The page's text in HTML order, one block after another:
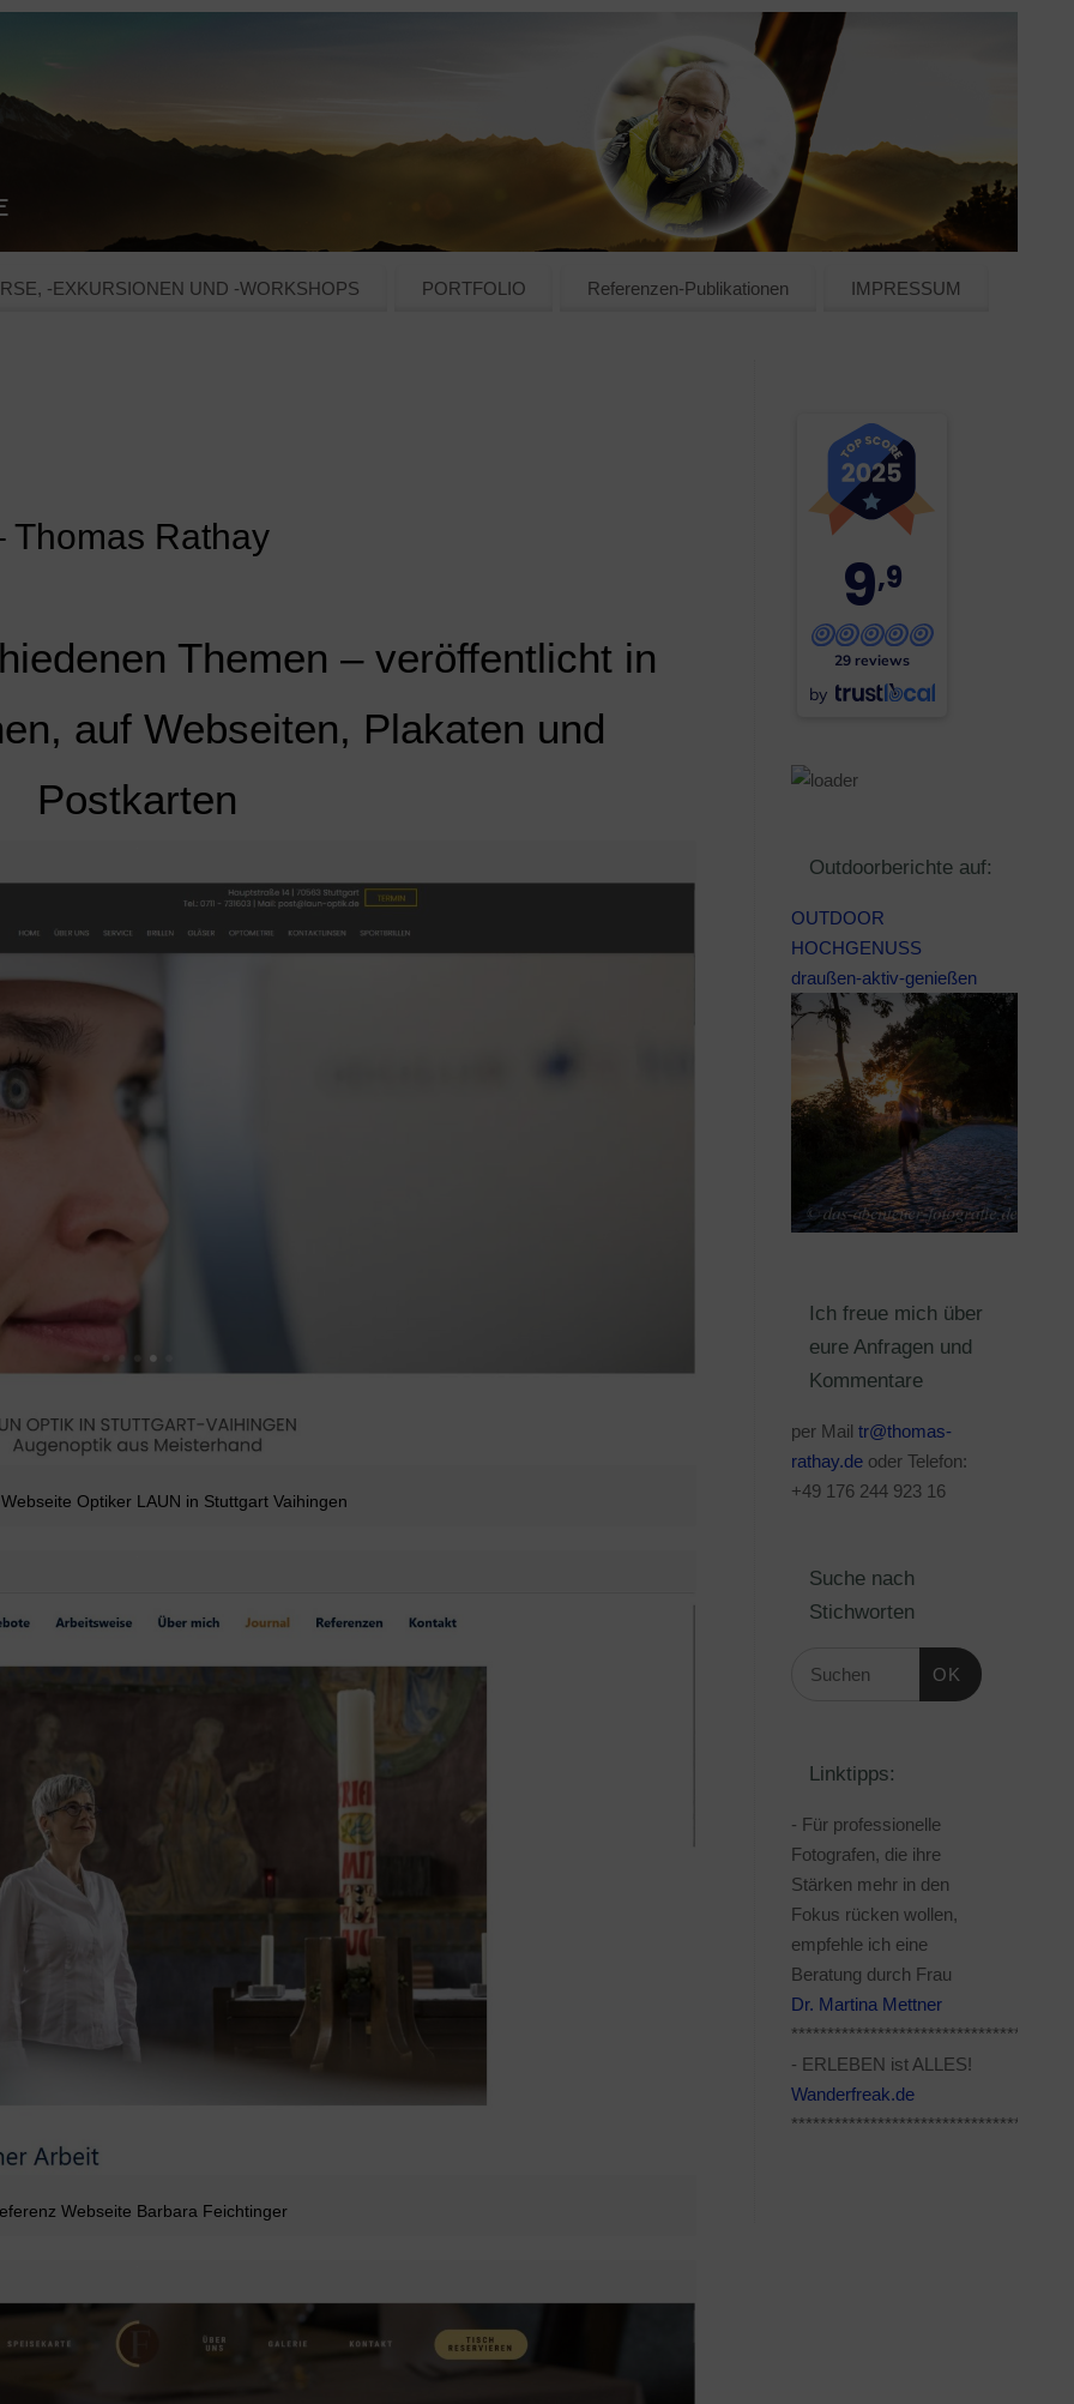
-EXKURSIONEN UND -WORKSHOPS PORTFOLIO Referenzen-Publikationen IMPRESSUM
Thomas Rathay
Themen – veröffentlicht in
auf Webseiten, Plakaten und
Postkarten
Optiker LAUN in Stuttgart Vaihingen
Webseite Barbara Feichtinger
9,9
29 reviews
by
Outdoorberichte auf:
OUTDOOR
HOCHGENUSS
draußen-aktiv-genießen
Ich freue mich über
eure Anfragen und
Kommentare
per Mail tr@thomas-
rathay.de oder Telefon:
+49 176 244 923 16
Suche nach
Stichworten
OK
Linktipps:
- Für professionelle
Fotografen, die ihre
Stärken mehr in den
Fokus rücken wollen,
empfehle ich eine
Beratung durch Frau
Dr. Martina Mettner
- ERLEBEN ist ALLES!
Wanderfreak.de